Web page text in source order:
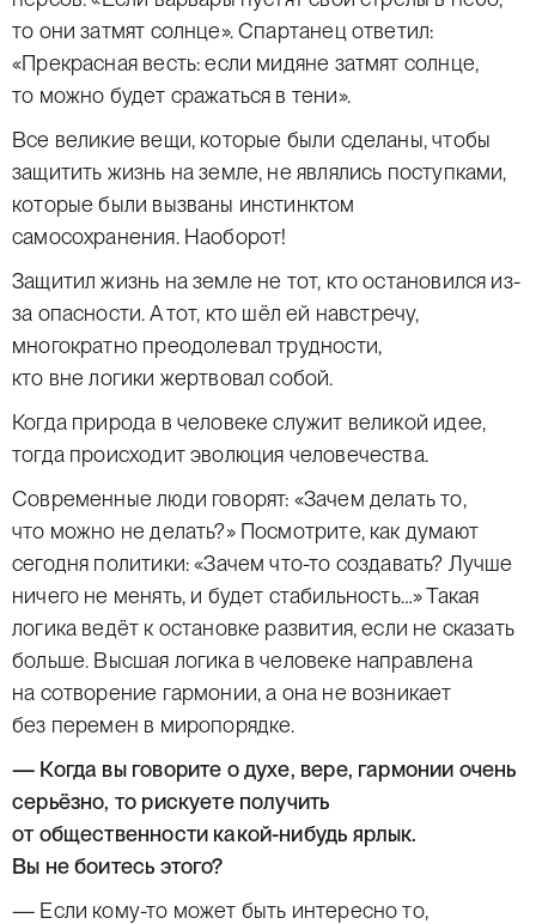
то они затмят солнце». Спартанец ответил:
«Прекрасная весть: если мидяне затмят солнце,
то можно будет сражаться в тени».
Все великие вещи, которые были сделаны, чтобы
защитить жизнь на земле, не являлись поступками,
которые были вызваны инстинктом
самосохранения. Наоборот!
Защитил жизнь на земле не тот, кто остановился из-
за опасности. А тот, кто шёл ей навстречу,
многократно преодолевал трудности,
кто вне логики жертвовал собой.
Когда природа в человеке служит великой идее,
тогда происходит эволюция человечества.
Современные люди говорят: «Зачем делать то,
что можно не делать?» Посмотрите, как думают
сегодня политики: «Зачем что-то создавать? Лучше
ничего не менять, и будет стабильность…» Такая
логика ведёт к остановке развития, если не сказать
больше. Высшая логика в человеке направлена
на сотворение гармонии, а она не возникает
без перемен в миропорядке.
— Когда вы говорите о духе, вере, гармонии очень
серьёзно, то рискуете получить
от общественности какой-нибудь ярлык.
Вы не боитесь этого?
— Если кому-то может быть интересно то,